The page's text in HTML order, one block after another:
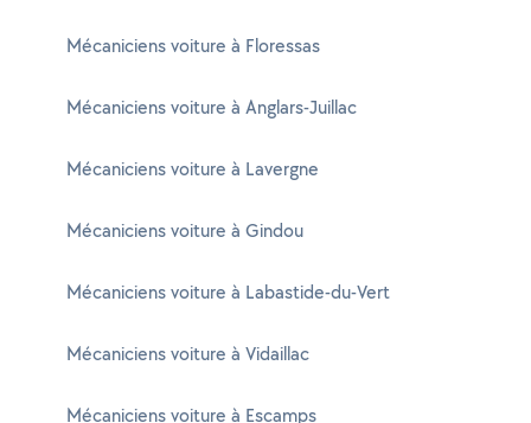
Mécaniciens voiture à Floressas
Mécaniciens voiture à Anglars-Juillac
Mécaniciens voiture à Lavergne
Mécaniciens voiture à Gindou
Mécaniciens voiture à Labastide-du-Vert
Mécaniciens voiture à Vidaillac
Mécaniciens voiture à Escamps